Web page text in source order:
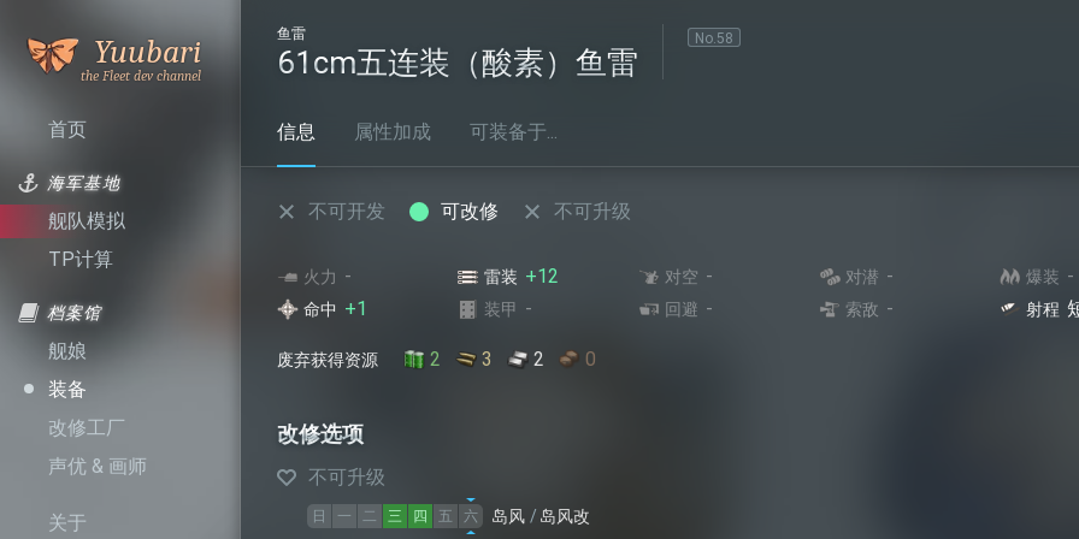
是谁呼
叫舰队 Yuubari
首页
海军基地
舰队模拟
TP计算
档案馆
舰娘
装备
改修工厂
声优 & 画师
关于
鱼雷
61cm五连装（酸素）鱼雷
No.58
信息 属性加成 可装备于...
不可开发 可改修 不可升级
火力 - 雷装 +12 对空 - 对潜 - 爆装 -
命中 +1 装甲 - 回避 - 索敌 - 射程
废弃获得资源 2 3 2 0
改修选项
不可升级
日 一 二 三 四 五 六 岛风 岛风改